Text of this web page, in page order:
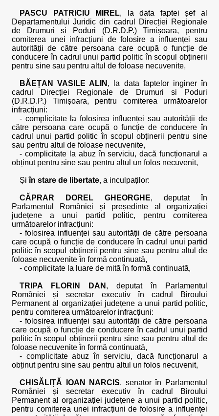
PASCU PATRICIU MIREL, la data faptei șef al
Departamentului Juridic din cadrul Direcției Regionale
de Drumuri si Poduri (D.R.D.P.) Timișoara, pentru
comiterea unei infracțiuni de folosire a influenței sau
autorității de către persoana care ocupă o funcție de
conducere în cadrul unui partid politic în scopul obținerii
pentru sine sau pentru altul de foloase necuvenite,
BĂEȚAN VASILE ALIN , la data faptelor inginer în
cadrul Direcției Regionale de Drumuri si Poduri
(D.R.D.P.) Timișoara, pentru comiterea următoarelor
infracțiuni:
- complicitate la folosirea influenței sau autorității de
către persoana care ocupă o funcție de conducere în
cadrul unui partid politic în scopul obținerii pentru sine
sau pentru altul de foloase necuvenite,
- complicitate la abuz în serviciu, dacă funcționarul a
obținut pentru sine sau pentru altul un folos necuvenit,
Șiîn stare de libertate, a inculpaților:
CĂPRAR DOREL GHEORGHE, deputat în
Parlamentul României și președinte al organizației
județene a unui partid politic, pentru comiterea
următoarelor infracțiuni:
- folosirea influenței sau autorității de către persoana
care ocupă o funcție de conducere în cadrul unui partid
politic în scopul obținerii pentru sine sau pentru altul de
foloase necuvenite în formă continuată,
- complicitate la luare de mită în formă continuată,
TRIPA FLORIN DAN , deputat în Parlamentul
României și secretar executiv în cadrul Biroului
Permanent al organizației județene a unui partid politic,
pentru comiterea următoarelor infracțiuni:
- folosirea influenței sau autorității de către persoana
care ocupă o funcție de conducere în cadrul unui partid
politic în scopul obținerii pentru sine sau pentru altul de
foloase necuvenite în formă continuată,
- complicitate abuz în serviciu, dacă funcționarul a
obținut pentru sine sau pentru altul un folos necuvenit,
CHISĂLIȚĂ IOAN NARCIS, senator în Parlamentul
României și secretar executiv în cadrul Biroului
Permanent al organizației județene a unui partid politic,
pentru comiterea unei infracțiuni de folosire a influenței